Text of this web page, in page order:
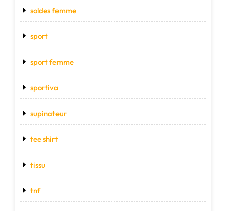
soldes femme
sport
sport femme
sportiva
supinateur
tee shirt
tissu
tnf